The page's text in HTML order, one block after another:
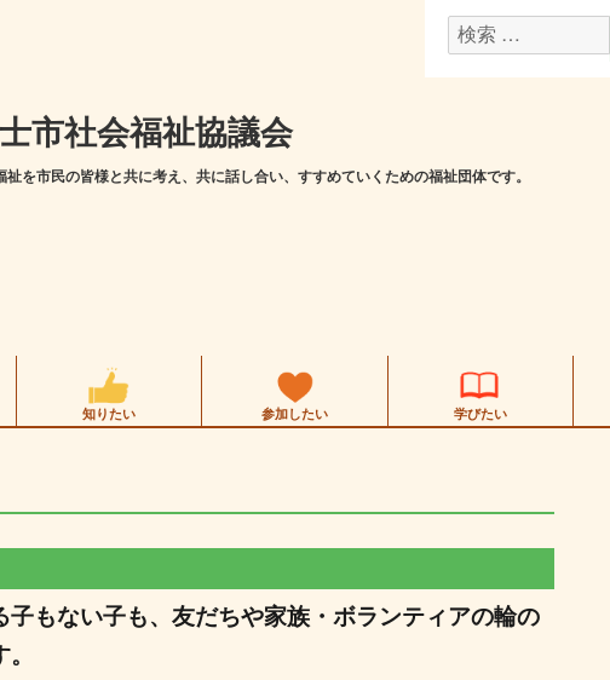
検
市社会福祉協議会
を市民の皆様と共に考え、共に話し合い、すすめていくための福祉団体です。
知りたい 参加したい 学びたい
もない子も、友だちや家族・ボランティアの輪の